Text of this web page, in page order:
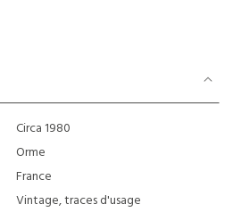
Circa 1980
Orme
France
Vintage, traces d'usage